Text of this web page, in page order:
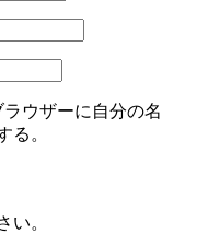
ウザーに自分の名
る。
い。